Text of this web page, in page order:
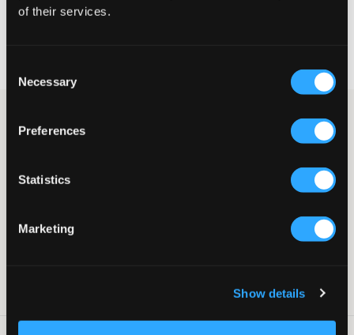
of their services.
Selection
Necessary
Preferences
Statistics
Marketing
Show details
Mørkeblå sweatshirt fra Lee. Trøjen har rund halsudskæring og
en normal pasform. Mærkets logo sidder på en patch, og den er
placeret på brystet. Ribbet manchetter findes forneden og ved
Sweatshirt
Patch